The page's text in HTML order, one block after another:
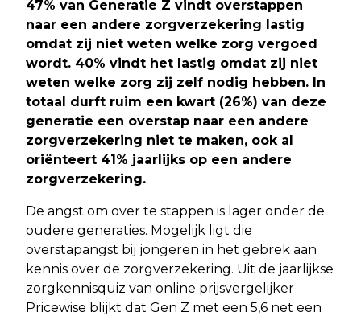
47% van Generatie Z vindt overstappen
naar een andere zorgverzekering lastig
omdat zij niet weten welke zorg vergoed
wordt. 40% vindt het lastig omdat zij niet
weten welke zorg zij zelf nodig hebben. In
totaal durft ruim een kwart (26%) van deze
generatie een overstap naar een andere
zorgverzekering niet te maken, ook al
oriënteert 41% jaarlijks op een andere
zorgverzekering.
De angst om over te stappen is lager onder de
oudere generaties. Mogelijk ligt die
overstapangst bij jongeren in het gebrek aan
kennis over de zorgverzekering. Uit de jaarlijkse
zorgkennisquiz van online prijsvergelijker
Pricewise blijkt dat Gen Z met een 5,6 net een